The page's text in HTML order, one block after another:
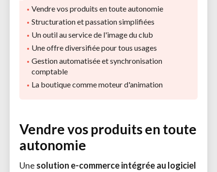
Vendre vos produits en toute autonomie
Structuration et passation simplifiées
Un outil au service de l'image du club
Une offre diversifiée pour tous usages
Gestion automatisée et synchronisation
comptable
La boutique comme moteur d'animation
Vendre vos produits en toute
autonomie
Une solution e-commerce intégrée au logiciel